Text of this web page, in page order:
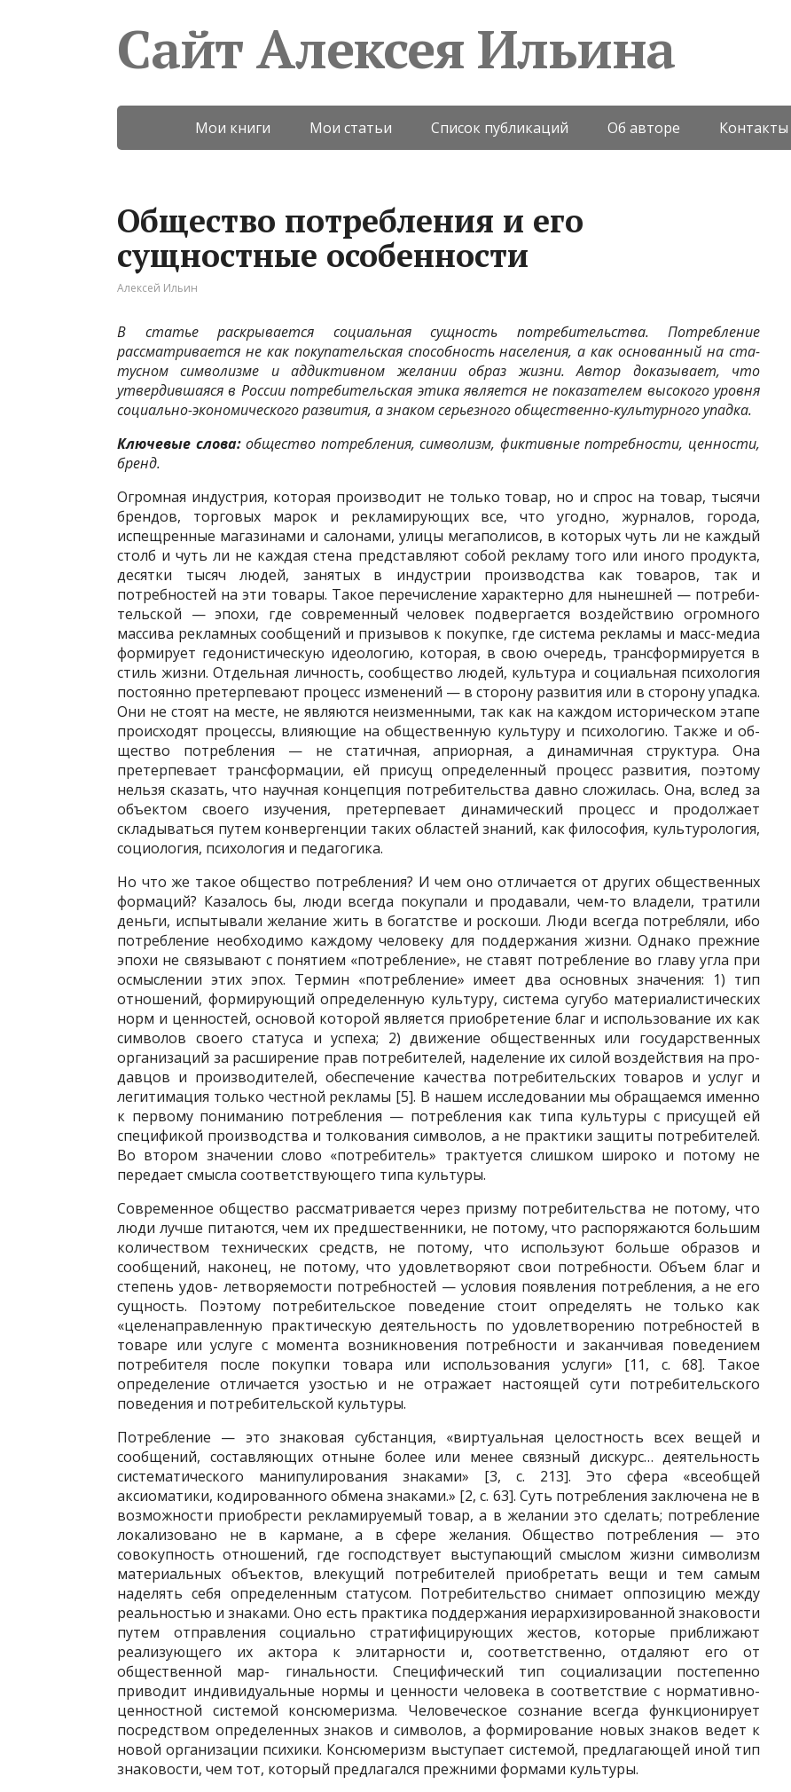
Сайт Алексея Ильина
Мои книги Мои статьи Список публикаций Об авторе Контакты
Общество потребления и его
сущностные особенности
Алексей Ильин
В статье раскрывается социальная сущность потре­бительства. Потребление
рассматривается не как покупа­тельская способность населения, а как основанный на ста­
тусном символизме и аддиктивном желании образ жизни. Автор доказывает, что
утвердившаяся в России потреби­тельская этика является не показателем высокого уровня
социально-экономического развития, а знаком серьезного общественно-культурного упадка.
Ключевые слова:общество потребления, символизм, фиктивные потребности, ценности,
бренд.
Огромная индустрия, которая производит не только товар, но и спрос на товар, тысячи
брендов, торговых марок и рекламирующих все, что угодно, журналов, города,
испещренные магазинами и са­лонами, улицы мегаполисов, в которых чуть ли не каждый
столб и чуть ли не каждая стена представ­ляют собой рекламу того или иного продукта,
десят­ки тысяч людей, занятых в индустрии производства как товаров, так и
потребностей на эти товары. Такое перечисление характерно для нынешней — потреби­
тельской — эпохи, где современный человек подвер­гается воздействию огромного
массива рекламных сообщений и призывов к покупке, где система рекла­мы и масс-медиа
формирует гедонистическую идео­логию, которая, в свою очередь, трансформируется в
стиль жизни. Отдельная личность, сообщество лю­дей, культура и социальная психология
постоянно претерпевают процесс изменений — в сторону раз­вития или в сторону упадка.
Они не стоят на месте, не являются неизменными, так как на каждом исто­рическом этапе
происходят процессы, влияющие на общественную культуру и психологию. Также и об­
щество потребления — не статичная, априорная, а динамичная структура. Она
претерпевает трансфор­мации, ей присущ определенный процесс развития, поэтому
нельзя сказать, что научная концепция пот­ребительства давно сложилась. Она, вслед за
объек­том своего изучения, претерпевает динамический процесс и продолжает
складываться путем конвергенции таких областей знаний, как философия, культурология,
социология, психология и педа­гогика.
Но что же такое общество потребления? И чем оно отличается от дру­гих общественных
формаций? Казалось бы, люди всегда покупали и про­давали, чем-то владели, тратили
деньги, испытывали желание жить в бо­гатстве и роскоши. Люди всегда потребляли, ибо
потребление необходимо каждому человеку для поддержания жизни. Однако прежние
эпохи не связывают с понятием «потребление», не ставят потребление во главу уг­ла при
осмыслении этих эпох. Термин «потребление» имеет два основных значения: 1) тип
отношений, формирующий определенную культуру, сис­тема сугубо материалистических
норм и ценностей, основой которой яв­ляется приобретение благ и использование их как
символов своего статуса и успеха; 2) движение общественных или государственных
организаций за расширение прав потребителей, наделение их силой воздействия на про­
давцов и производителей, обеспечение качества потребительских товаров и услуг и
легитимация только честной рекламы [5]. В нашем исследовании мы обращаемся именно
к первому пониманию потребления — потребле­ния как типа культуры с присущей ей
спецификой производства и толко­вания символов, а не практики защиты потребителей.
Во втором значении слово «потребитель» трактуется слишком широко и потому не
передает смысла соответствующего типа культуры.
Современное общество рассматривается через призму потребитель­ства не потому, что
люди лучше питаются, чем их предшественники, не потому, что распоряжаются большим
количеством технических средств, не потому, что используют больше образов и
сообщений, наконец, не по­тому, что удовлетворяют свои потребности. Объем благ и
степень удов- летворяемости потребностей — условия появления потребления, а не его
сущность. Поэтому потребительское поведение стоит определять не толь­ко как
«целенаправленную практическую деятельность по удовлетворению потребностей в
товаре или услуге с момента возникновения потребнос­ти и заканчивая поведением
потребителя после покупки товара или ис­пользования услуги» [11, с. 68]. Такое
определение отличается узостью и не отражает настоящей сути потребительского
поведения и потребитель­ской культуры.
Потребление — это знаковая субстанция, «виртуальная целостность всех вещей и
сообщений, составляющих отныне более или менее связный дискурс… де­ятельность
систематического манипулирования знаками» [3, с. 213]. Это сфера «всеобщей
аксиоматики, кодированного обмена знаками.» [2, с. 63]. Суть потребления заключена не в
возможности приобрести рекламируемый товар, а в желании это сделать; потребление
локализовано не в кармане, а в сфере жела­ния. Общество потребления — это
совокупность отношений, где господствует выступающий смыслом жизни символизм
материальных объектов, влекущий пот­ребителей приобретать вещи и тем самым
наделять себя определенным стату­сом. Потребительство снимает оппозицию между
реальностью и знаками. Оно есть практика поддержания иерархизированной знаковости
путем отправления социально стратифицирующих жестов, которые приближают
реализующего их актора к элитарности и, соответственно, отдаляют его от
общественной мар- гинальности. Специфический тип социализации постепенно
приводит ин­дивидуальные нормы и ценности человека в соответствие с норматив­но-
ценностной системой консюмеризма. Человеческое сознание всегда функционирует
посредством определенных знаков и символов, а форми­рование новых знаков ведет к
новой организации психики. Консюмеризм выступает системой, предлагающей иной тип
знаковости, чем тот, который предлагался прежними формами культуры.